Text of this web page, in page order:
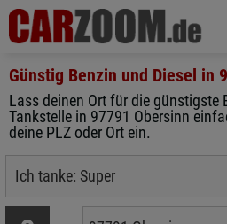
Günstig Benzin und Diesel in
Lass deinen Ort für die günstigste
Tankstelle in 97791 Obersinn
deine PLZ oder Ort ein.